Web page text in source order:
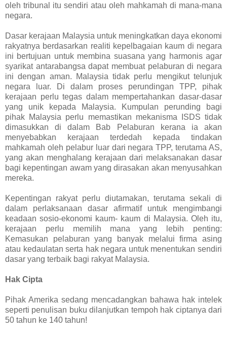
oleh tribunal itu sendiri atau oleh mahkamah di mana-mana
negara.
Dasar kerajaan Malaysia untuk meningkatkan daya ekonomi
rakyatnya berdasarkan realiti kepelbagaian kaum di negara
ini bertujuan untuk membina suasana yang harmonis agar
syarikat antarabangsa dapat membuat pelaburan di negara
ini dengan aman. Malaysia tidak perlu mengikut telunjuk
negara luar. Di dalam proses perundingan TPP, pihak
kerajaan perlu tegas dalam mempertahankan dasar-dasar
yang unik kepada Malaysia. Kumpulan perunding bagi
pihak Malaysia perlu memastikan mekanisma ISDS tidak
dimasukkan di dalam Bab Pelaburan kerana ia akan
menyebabkan kerajaan terdedah kepada tindakan
mahkamah oleh pelabur luar dari negara TPP, terutama AS,
yang akan menghalang kerajaan dari melaksanakan dasar
bagi kepentingan awam yang dirasakan akan menyusahkan
mereka.
Kepentingan rakyat perlu diutamakan, terutama sekali di
dalam perlaksanaan dasar afirmatif untuk mengimbangi
keadaan sosio-ekonomi kaum- kaum di Malaysia. Oleh itu,
kerajaan perlu memilih mana yang lebih penting:
Kemasukan pelaburan yang banyak melalui firma asing
atau kedaulatan serta hak negara untuk menentukan sendiri
dasar yang terbaik bagi rakyat Malaysia.
Hak Cipta
Pihak Amerika sedang mencadangkan bahawa hak intelek
seperti penulisan buku dilanjutkan tempoh hak ciptanya dari
50 tahun ke 140 tahun!